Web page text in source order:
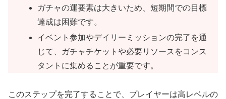
ガチャの運要素は大きいため、短期間での目標
達成は困難です。
イベント参加やデイリーミッションの完了を通
じて、ガチャチケットや必要リソースをコンス
タントに集めることが重要です。
このステップを完了することで、プレイヤーは高レベルの